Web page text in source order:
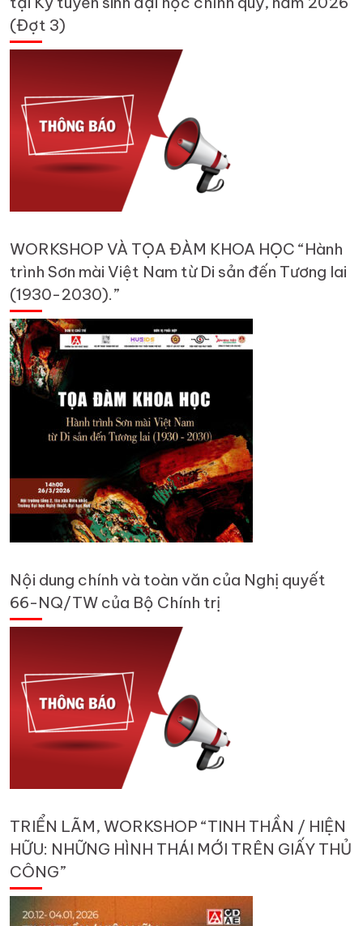
(Đợt 3)
WORKSHOP VÀ TỌA ĐÀM KHOA HỌC “Hành
trình Sơn mài Việt Nam từ Di sản đến Tương lai
(1930-2030).”
Nội dung chính và toàn văn của Nghị quyết
66-NQ/TW của Bộ Chính trị
TRIỂN LÃM, WORKSHOP “TINH THẦN / HIỆN
HỮU: NHỮNG HÌNH THÁI MỚI TRÊN GIẤY THỦ
CÔNG”